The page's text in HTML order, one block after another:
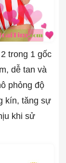
trong 1 gốc
dễ tan và
phỏng độ
kín, tăng sự
khi sử